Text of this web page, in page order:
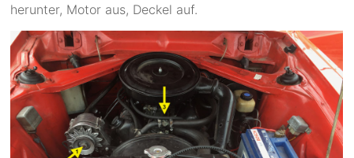
herunter, Motor aus, Deckel auf.